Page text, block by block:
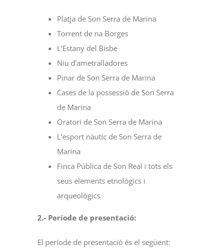
Platja de Son Serra de Marina
Torrent de na Borges
L’Estany del Bisbe
Niu d’ametralladores
Pinar de Son Serra de Marina
Cases de la possessió de Son Serra
de Marina
Oratori de Son Serra de Marina
L’esport nàutic de Son Serra de
Marina
Finca Pública de Son Real i tots els
seus elements etnològics i
arqueològics
2.- Període de presentació:
El període de presentació és el següent: